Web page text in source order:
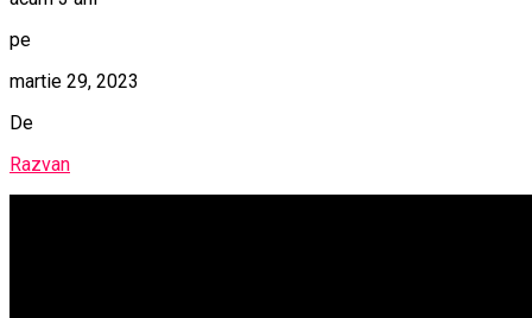
pe
martie 29, 2023
De
Razvan